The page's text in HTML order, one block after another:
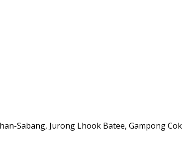
Sabang, Jurong Lhook Batee, Gampong Cok